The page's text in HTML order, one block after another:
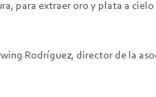
para extraer oro y plata a
Rodríguez, director de la